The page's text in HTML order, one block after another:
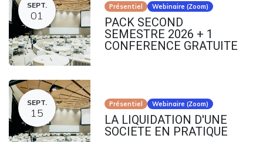
SEPT.
01
Présentiel Webinaire (Zoom)
PACK SECOND
SEMESTRE 2026 + 1
CONFERENCE GRATUITE
SEPT.
15
Présentiel Webinaire (Zoom)
LA LIQUIDATION D'UNE
SOCIETE EN PRATIQUE